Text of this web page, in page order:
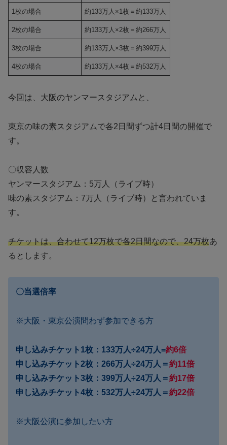
1枚の場合 約133万人×1枚＝約133万人
2枚の場合 約133万人×2枚＝約266万人
3枚の場合 約133万人×3枚＝約399万人
4枚の場合 約133万人×4枚＝約532万人
今回は、大阪のヤンマースタジアムと、
東京の味の素スタジアムで各2日間ずつ計4日間の開催で
す。
〇収容人数
ヤンマースタジアム：5万人（ライブ時）
味の素スタジアム：7万人（ライブ時）と言われていま
す。
チケットは、合わせて12万枚で各2日間なので、24万枚あ
るとします。
〇当選倍率
※大阪・東京公演問わず参加できる方
申し込みチケット1枚：133万人÷24万人=約6倍
申し込みチケット2枚：266万人÷24万人＝約11倍
申し込みチケット3枚：399万人÷24万人＝約17倍
申し込みチケット4枚：532万人÷24万人＝約22倍
※大阪公演に参加したい方